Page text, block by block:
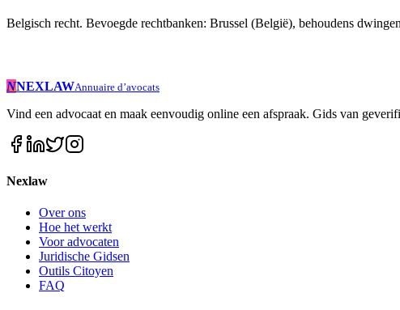
Belgisch recht. Bevoegde rechtbanken: Brussel (België), behoudens
NNEXLAWAnnuaire d’avocats
Vind een advocaat en maak eenvoudig online een afspraak. Gids van
Nexlaw
Over ons
Hoe het werkt
Voor advocaten
Juridische Gidsen
Outils Citoyen
FAQ